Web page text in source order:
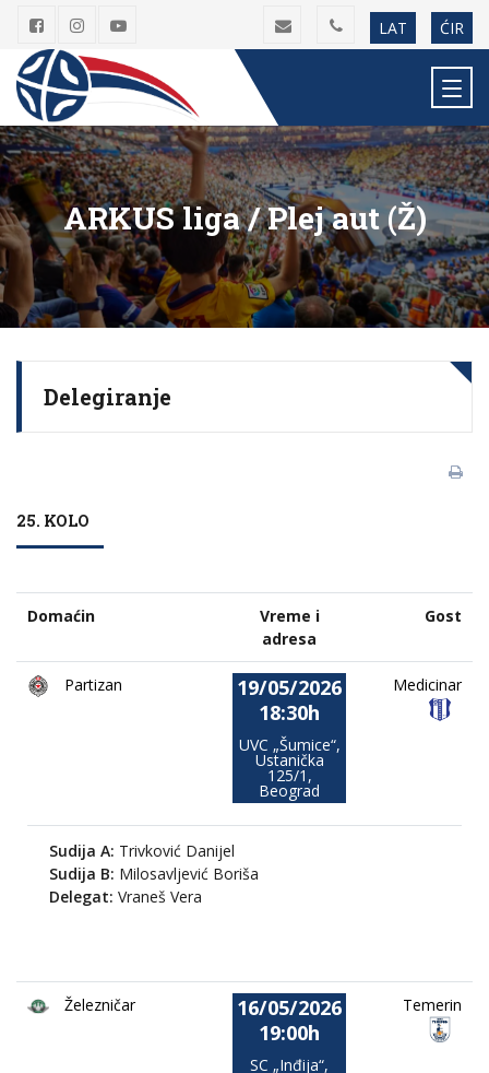
LAT ĆIR
ARKUS liga / Plej aut (Ž)
Delegiranje
25. KOLO
Domaćin
Vreme i
adresa
Gost
Partizan
19/05/2026
18:30h
UVC „Šumice“,
Ustanička
125/1,
Beograd
Medicinar
Sudija A: Trivković Danijel
Sudija B: Milosavljević Boriša
Delegat: Vraneš Vera
Železničar
16/05/2026
19:00h
SC „Inđija“,
Temerin